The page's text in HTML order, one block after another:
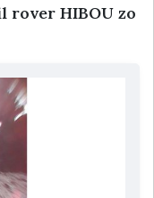
HIBOU zo